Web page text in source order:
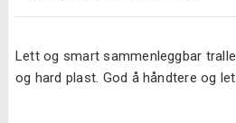
Lett og smart sammenleggbar
og hard plast. God å håndtere og